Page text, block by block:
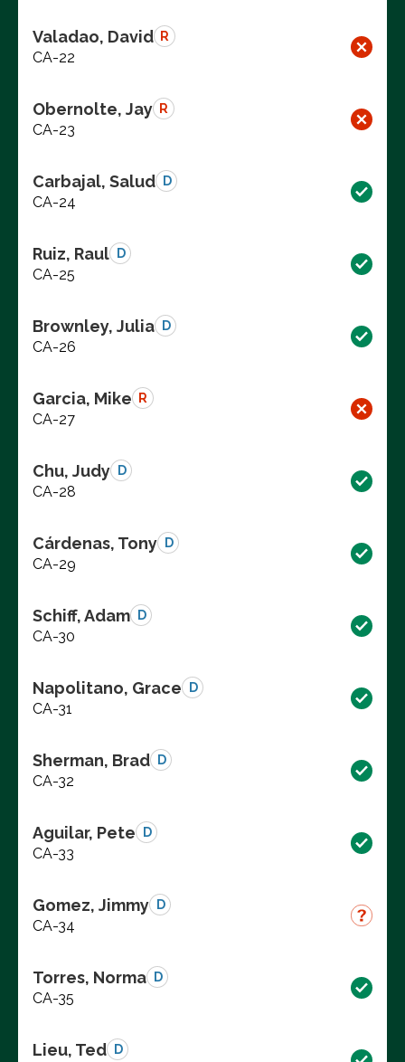
Valadao, David R
CA-22
Obernolte, Jay R
CA-23
Carbajal, Salud D
CA-24
Ruiz, Raul D
CA-25
Brownley, Julia D
CA-26
Garcia, Mike R
CA-27
Chu, Judy D
CA-28
Cárdenas, Tony D
CA-29
Schiff, Adam D
CA-30
Napolitano, Grace D
CA-31
Sherman, Brad D
CA-32
Aguilar, Pete D
CA-33
Gomez, Jimmy D
CA-34
Torres, Norma D
CA-35
Lieu, Ted D